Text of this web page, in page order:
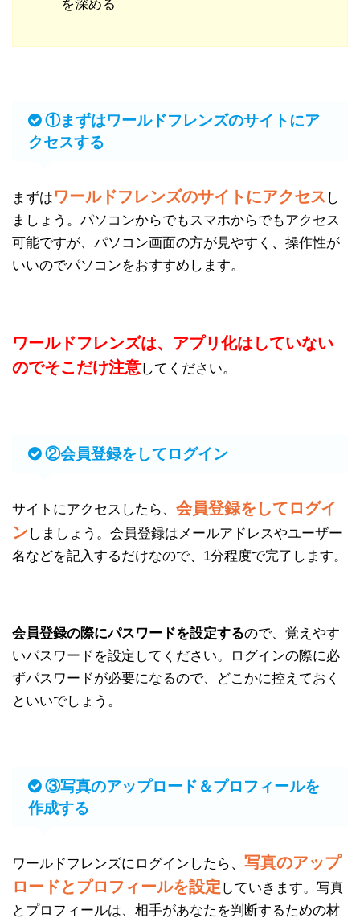
を深める
①まずはワールドフレンズのサイトにア
クセスする
まずはワールドフレンズのサイトにアクセス し
ましょう。パソコンからでもスマホからでもアクセス
可能ですが、パソコン画面の方が見やすく、操作性が
いいのでパソコンをおすすめします。
ワールドフレンズは、アプリ化はしていない
のでそこだけ注意してください。
②会員登録をしてログイン
サイトにアクセスしたら、 会員登録をしてログイ
ン しましょう。会員登録はメールアドレスやユーザー
名などを記入するだけなので、1分程度で完了します。
会員登録の際にパスワードを設定するので、覚えやす
いパスワードを設定してください。ログインの際に必
ずパスワードが必要になるので、どこかに控えておく
といいでしょう。
③写真のアップロード＆プロフィールを
作成する
ワールドフレンズにログインしたら、 写真のアップ
ロードとプロフィールを設定 していきます。写真
とプロフィールは、相手があなたを判断するための材